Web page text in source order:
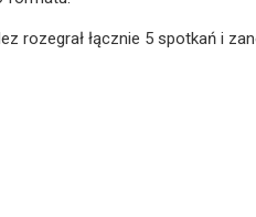
rozegrał łącznie 5 spotkań i